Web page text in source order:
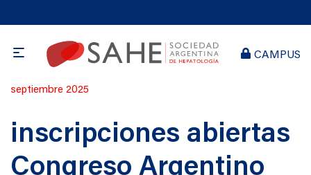
CAMPUS
Publicado
septiembre 2025
inscripciones abiertas
Congreso Argentino